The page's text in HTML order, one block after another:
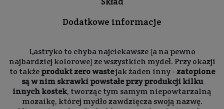
Dodatkowe informacje
Lastryko to chyba najciekawsze (a na pewno
najbardziej kolorowe) ze wszystkich mydeł. Przy okazji
to takżeprodukt zero wastejak żaden inny -zatopione
są w nim skrawki powstałe przy produkcji kilku
innych kostek, tworząc tym samym niepowtarzalną
mozaikę, której mydło zawdzięcza swoją nazwę.